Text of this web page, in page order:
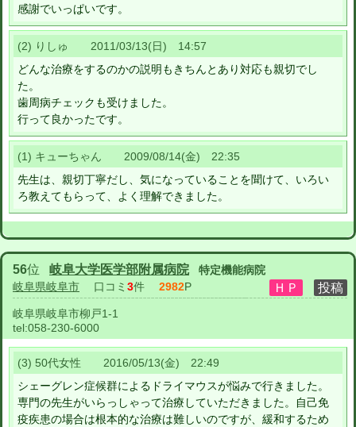
感謝でいっぱいです。
(2) りしゅ 2011/03/13(日) 14:57
どんな治療をするのかの説明もきちんとあり対応も親切でし
た。
歯周病チェックも受けました。
行って良かったです。
(1) キューちゃん 2009/08/14(金) 22:35
先生は、親切丁寧だし、気になっていることを聞けて、いろい
ろ教えてもらって、よく理解できました。
56位 岐阜大学医学部附属病院
特定機能病院
岐阜県岐阜市 口コミ 3件 2982P
岐阜県岐阜市柳戸1-1
tel:058-230-6000
(3) 50代女性 2016/05/13(金) 22:49
シェーグレン症候群によるドライマウスが悩みで行きました。
専門の先生がいらっしゃって治療していただきました。自己免
疫疾患の場合は根本的な治療は難しいのですが、緩和するため